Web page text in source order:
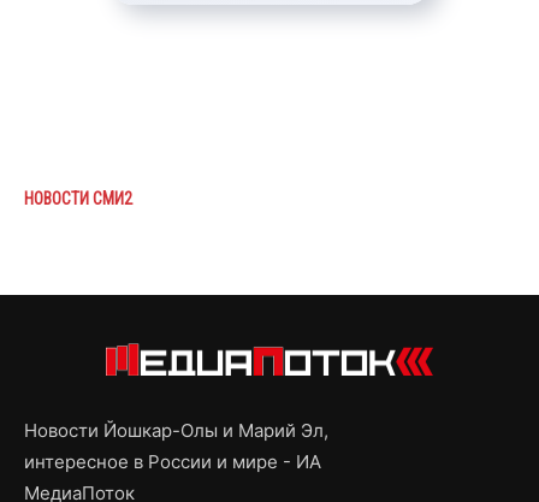
НОВОСТИ СМИ2
Новости Йошкар-Олы и Марий Эл,
интересное в России и мире - ИА
МедиаПоток